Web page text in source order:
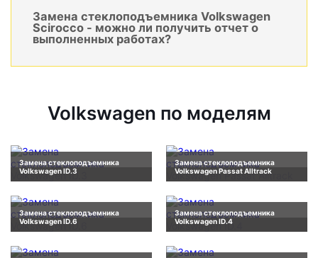
Замена стеклоподъемника Volkswagen
Scirocco - можно ли получить отчет о
выполненных работах?
Volkswagen по моделям
Замена стеклоподъемника
Volkswagen ID.3
Замена стеклоподъемника
Volkswagen Passat Alltrack
Замена стеклоподъемника
Volkswagen ID.6
Замена стеклоподъемника
Volkswagen ID.4